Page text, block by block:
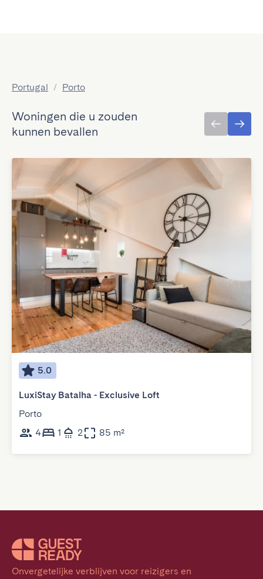
Portugal / Porto
Woningen die u zouden
kunnen bevallen
5.0
LuxiStay Batalha - Exclusive Loft
Porto
4
1 2 85 m²
Onvergetelijke verblijven voor reizigers en